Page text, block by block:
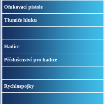
Ofukovací pistole
Tlumiče hluku
Hadice
Příslušenství pro hadice
Rychlospojky